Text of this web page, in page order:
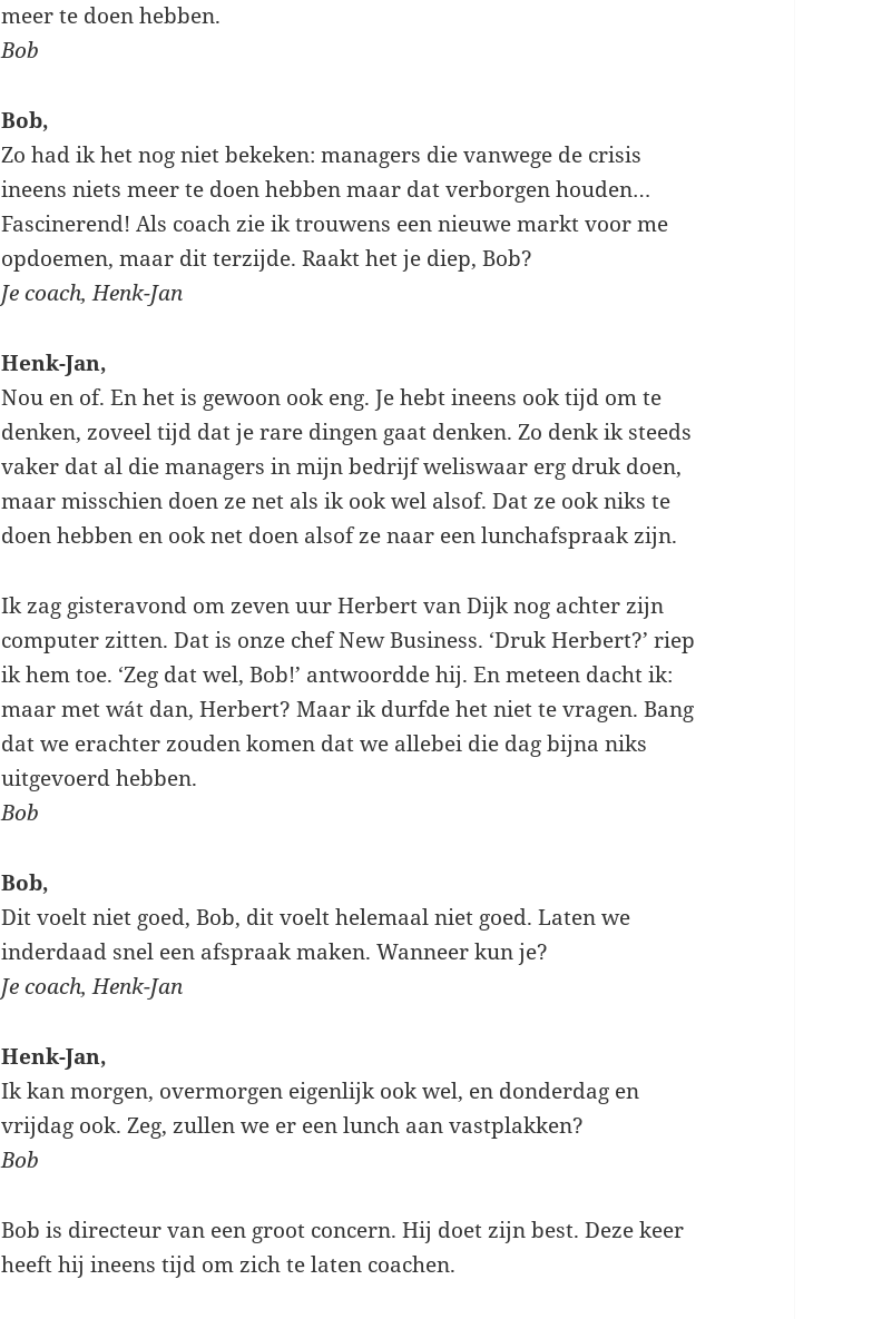
meer te doen hebben.
Bob
Bob,
Zo had ik het nog niet bekeken: managers die vanwege de crisis
ineens niets meer te doen hebben maar dat verborgen houden…
Fascinerend! Als coach zie ik trouwens een nieuwe markt voor me
opdoemen, maar dit terzijde. Raakt het je diep, Bob?
Je coach, Henk-Jan
Henk-Jan,
Nou en of. En het is gewoon ook eng. Je hebt ineens ook tijd om te
denken, zoveel tijd dat je rare dingen gaat denken. Zo denk ik steeds
vaker dat al die managers in mijn bedrijf weliswaar erg druk doen,
maar misschien doen ze net als ik ook wel alsof. Dat ze ook niks te
doen hebben en ook net doen alsof ze naar een lunchafspraak zijn.
Ik zag gisteravond om zeven uur Herbert van Dijk nog achter zijn
computer zitten. Dat is onze chef New Business. ‘Druk Herbert?’ riep
ik hem toe. ‘Zeg dat wel, Bob!’ antwoordde hij. En meteen dacht ik:
maar met wát dan, Herbert? Maar ik durfde het niet te vragen. Bang
dat we erachter zouden komen dat we allebei die dag bijna niks
uitgevoerd hebben.
Bob
Bob,
Dit voelt niet goed, Bob, dit voelt helemaal niet goed. Laten we
inderdaad snel een afspraak maken. Wanneer kun je?
Je coach, Henk-Jan
Henk-Jan,
Ik kan morgen, overmorgen eigenlijk ook wel, en donderdag en
vrijdag ook. Zeg, zullen we er een lunch aan vastplakken?
Bob
Bob is directeur van een groot concern. Hij doet zijn best. Deze keer
heeft hij ineens tijd om zich te laten coachen.